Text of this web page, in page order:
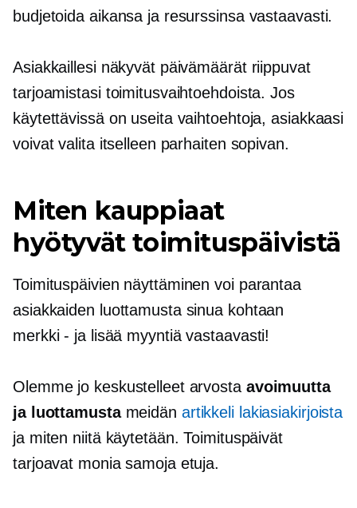
budjetoida aikansa ja resurssinsa vastaavasti.
Asiakkaillesi näkyvät päivämäärät riippuvat
tarjoamistasi toimitusvaihtoehdoista. Jos
käytettävissä on useita vaihtoehtoja, asiakkaasi
voivat valita itselleen parhaiten sopivan.
Miten kauppiaat
hyötyvät toimituspäivistä
Toimituspäivien näyttäminen voi parantaa
asiakkaiden luottamusta sinua kohtaan
merkki - jalisää myyntiä vastaavasti!
Olemme jo keskustelleet arvosta avoimuutta
ja luottamustameidän artikkeli lakiasiakirjoista
ja miten niitä käytetään. Toimituspäivät
tarjoavat monia samoja etuja.